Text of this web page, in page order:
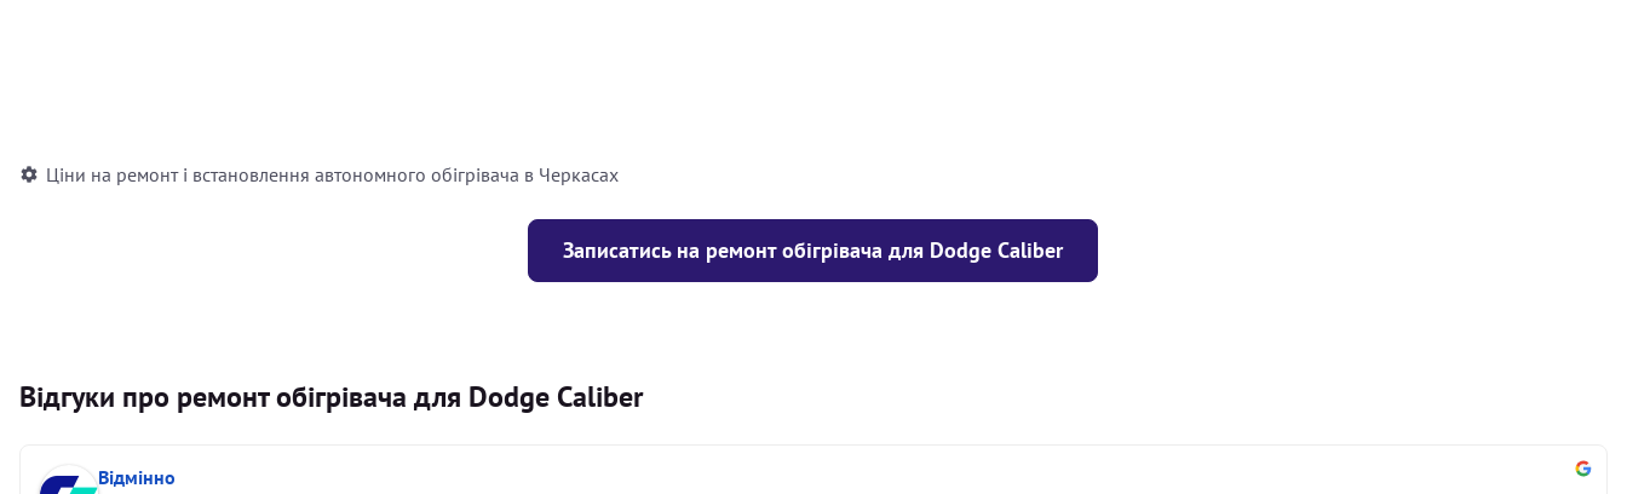
Ціни на ремонт і встановлення автономного обігрівача в Черкасах
Записатись на ремонт обігрівача для Dodge Caliber
Відгуки про ремонт обігрівача для Dodge Caliber
Відмінно